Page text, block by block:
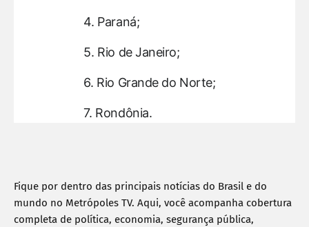
Paraná;
Rio de Janeiro;
Rio Grande do Norte;
Rondônia.
Fique por dentro das principais notícias do Brasil e do
mundo no Metrópoles TV. Aqui, você acompanha cobertura
completa de política, economia, segurança pública,